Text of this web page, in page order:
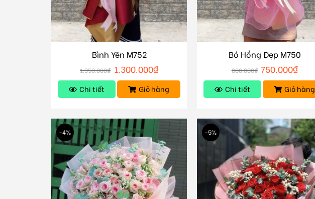
Bình Yên M752
1.350.000₫ 1.300.000₫
Chi tiết Giỏ hàng
Bó Hồng Đẹp M750
800.000₫ 750.000₫
Chi tiết Giỏ hàng
-4% -5%